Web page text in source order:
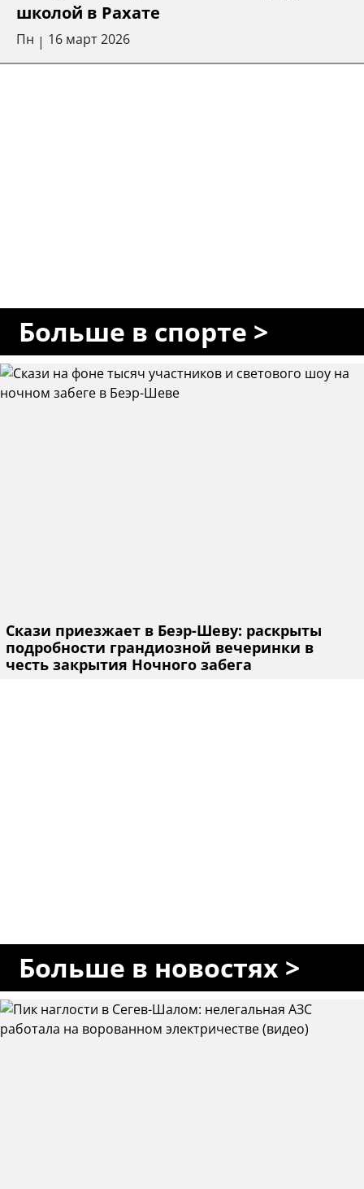
школой в Рахате
Пн | 16 март 2026
Больше в спорте >
Скази приезжает в Беэр-Шеву: раскрыты
подробности грандиозной вечеринки в
честь закрытия Ночного забега
Больше в новостях >